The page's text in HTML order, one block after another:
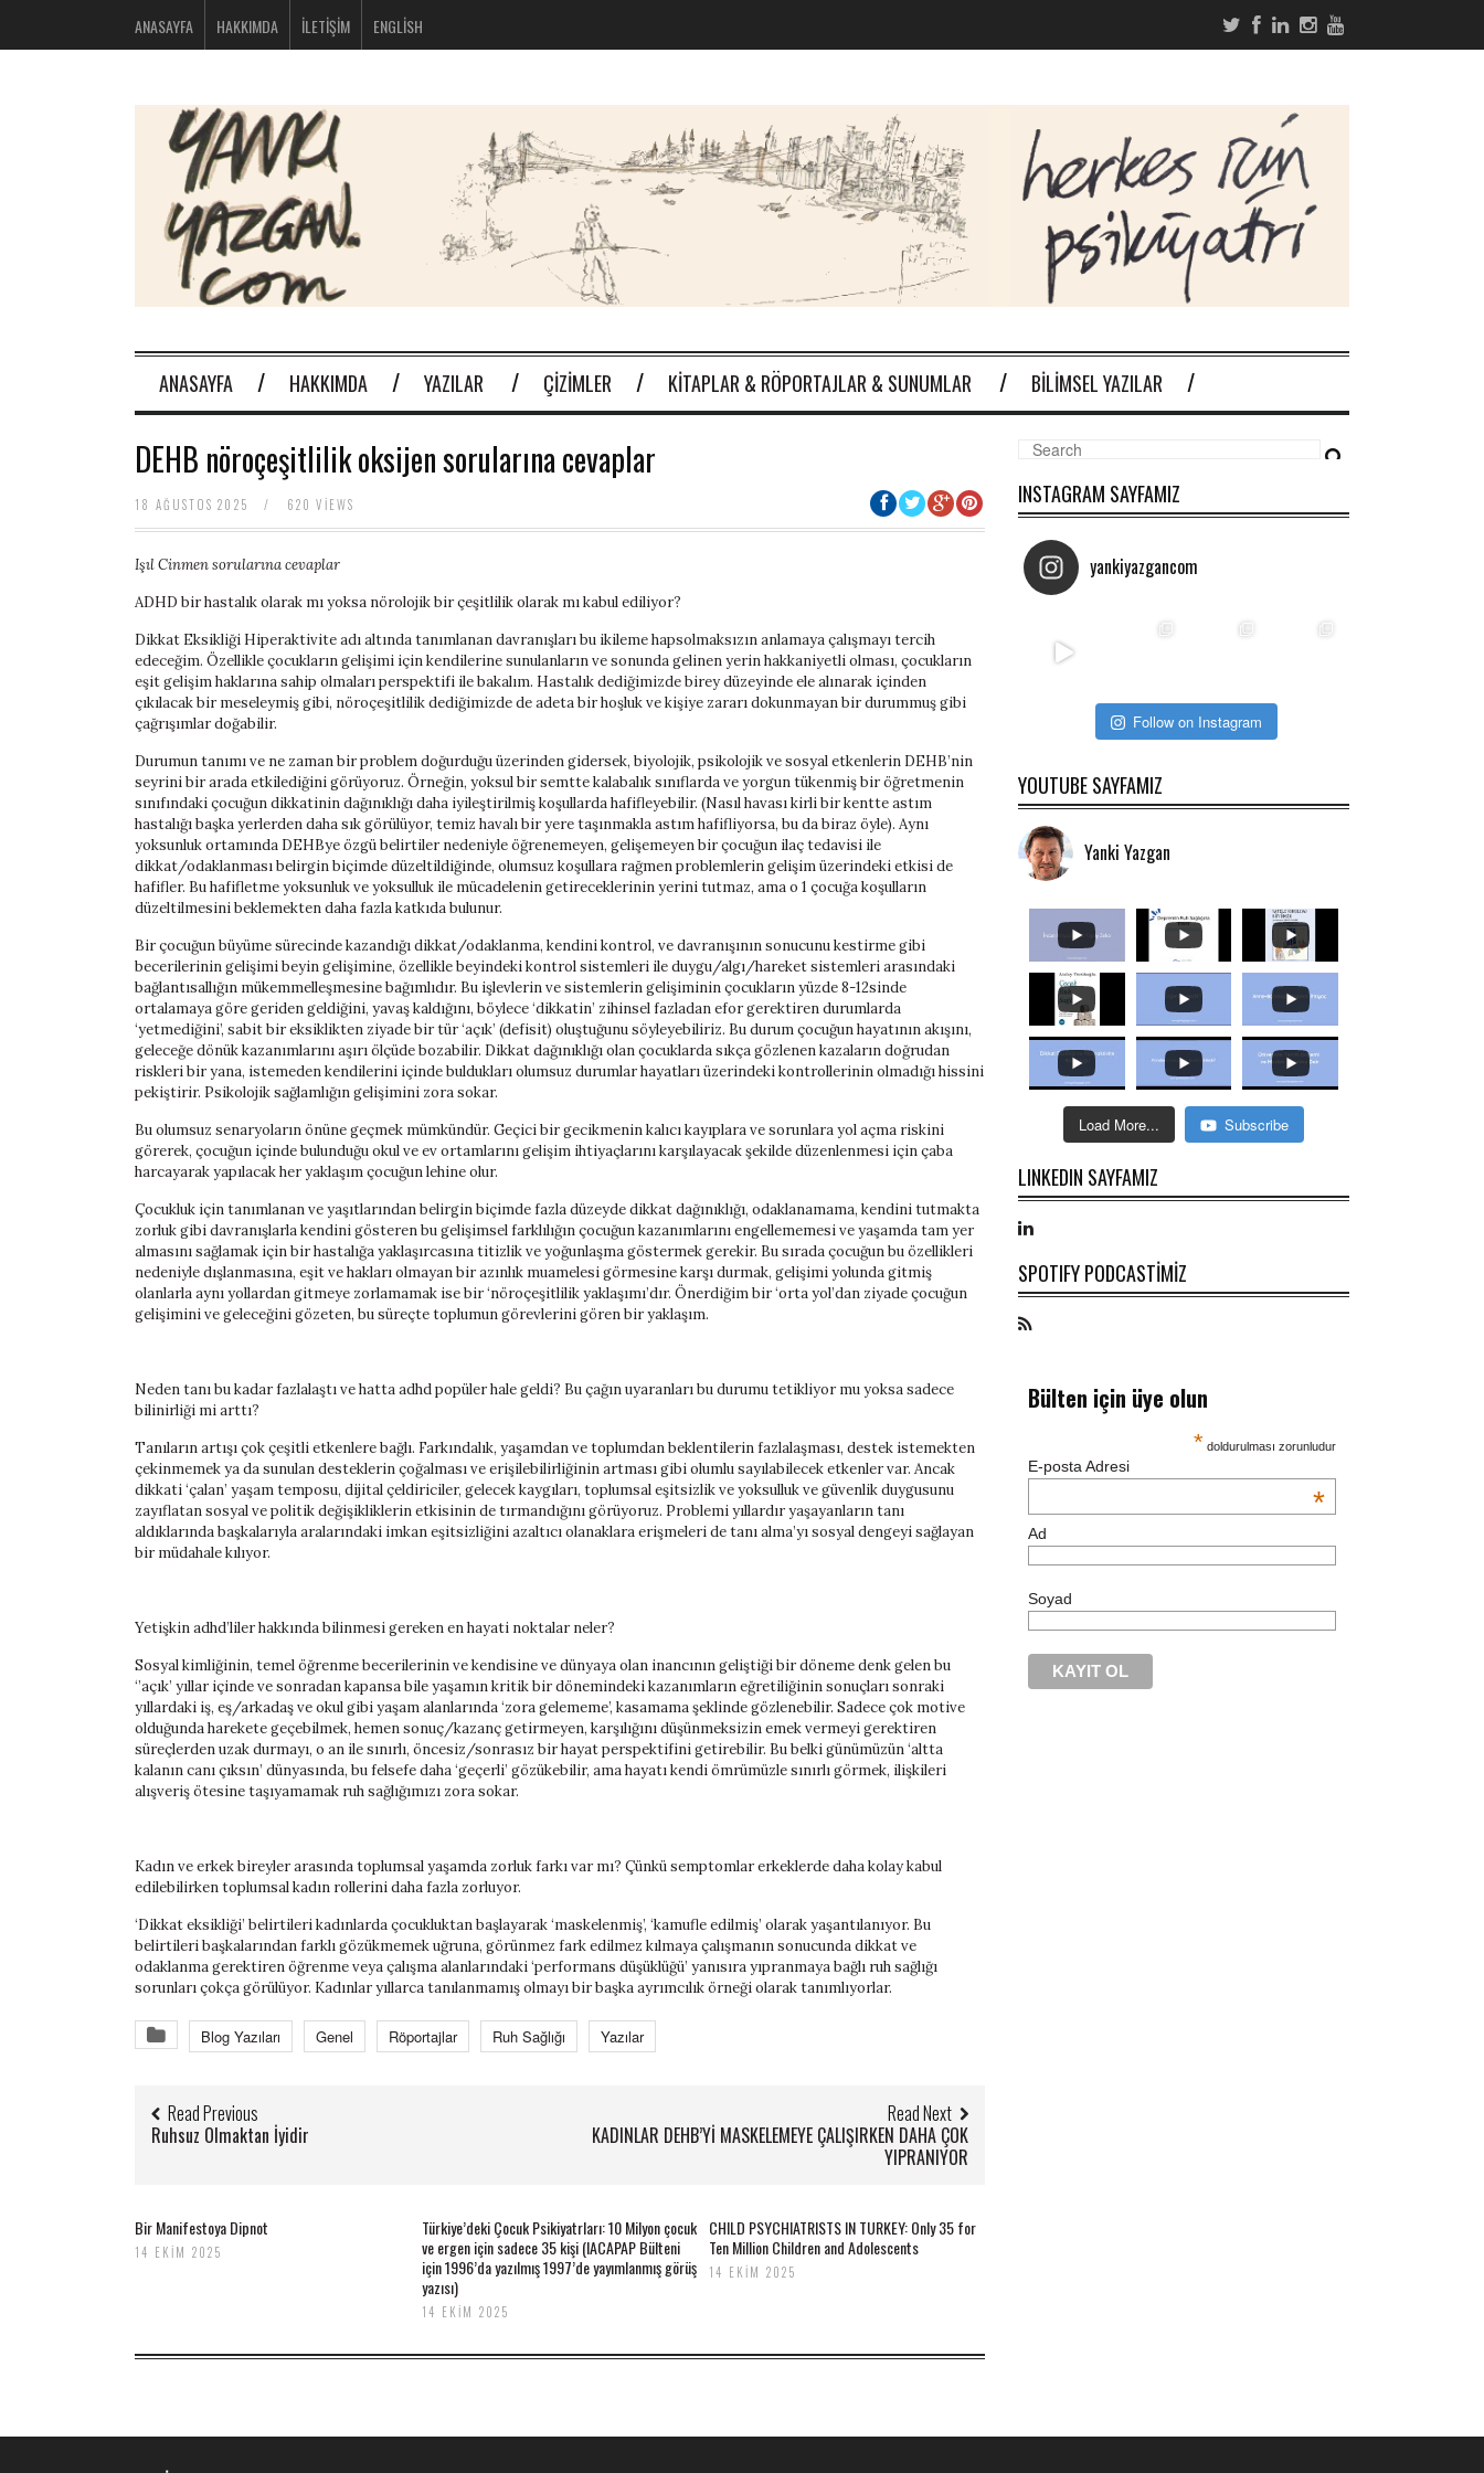
kors
ANASAYFA HAKKIMDA İLETIŞIM ENGLISH
ANASAYFA HAKKIMDA YAZILAR ÇIZIMLER KITAPLAR & RÖPORTAJLAR & SUNUMLAR BILIMSEL YAZILAR
DEHB nöroçeşitlilik oksijen sorularına cevaplar
18 AĞUSTOS 2025 / 620 VIEWS
Işıl Cinmen sorularına cevaplar
ADHD bir hastalık olarak mı yoksa nörolojik bir çeşitlilik olarak mı kabul ediliyor?
Dikkat Eksikliği Hiperaktivite adı altında tanımlanan davranışları bu ikileme hapsolmaksızın anlamaya çalışmayı tercih
edeceğim. Özellikle çocukların gelişimi için kendilerine sunulanların ve sonunda gelinen yerin hakkaniyetli olması, çocukların
eşit gelişim haklarına sahip olmaları perspektifi ile bakalım. Hastalık dediğimizde birey düzeyinde ele alınarak içinden
çıkılacak bir meseleymiş gibi, nöroçeşitlilik dediğimizde de adeta bir hoşluk ve kişiye zararı dokunmayan bir durummuş gibi
çağrışımlar doğabilir.
Durumun tanımı ve ne zaman bir problem doğurduğu üzerinden gidersek, biyolojik, psikolojik ve sosyal etkenlerin DEHB’nin
seyrini bir arada etkilediğini görüyoruz. Örneğin, yoksul bir semtte kalabalık sınıflarda ve yorgun tükenmiş bir öğretmenin
sınıfındaki çocuğun dikkatinin dağınıklığı daha iyileştirilmiş koşullarda hafifleyebilir. (Nasıl havası kirli bir kentte astım
hastalığı başka yerlerden daha sık görülüyor, temiz havalı bir yere taşınmakla astım hafifliyorsa, bu da biraz öyle). Aynı
yoksunluk ortamında DEHBye özgü belirtiler nedeniyle öğrenemeyen, gelişemeyen bir çocuğun ilaç tedavisi ile
dikkat/odaklanması belirgin biçimde düzeltildiğinde, olumsuz koşullara rağmen problemlerin gelişim üzerindeki etkisi de
hafifler. Bu hafifletme yoksunluk ve yoksulluk ile mücadelenin getireceklerinin yerini tutmaz, ama o 1 çocuğa koşulların
düzeltilmesini beklemekten daha fazla katkıda bulunur.
Bir çocuğun büyüme sürecinde kazandığı dikkat/odaklanma, kendini kontrol, ve davranışının sonucunu kestirme gibi
becerilerinin gelişimi beyin gelişimine, özellikle beyindeki kontrol sistemleri ile duygu/algı/hareket sistemleri arasındaki
bağlantısallığın mükemmelleşmesine bağımlıdır. Bu işlevlerin ve sistemlerin gelişiminin çocukların yüzde 8-12sinde
ortalamaya göre geriden geldiğini, yavaş kaldığını, böylece ‘dikkatin’ zihinsel fazladan efor gerektiren durumlarda
‘yetmediğini’, sabit bir eksiklikten ziyade bir tür ‘açık’ (defisit) oluştuğunu söyleyebiliriz. Bu durum çocuğun hayatının akışını,
geleceğe dönük kazanımlarını aşırı ölçüde bozabilir. Dikkat dağınıklığı olan çocuklarda sıkça gözlenen kazaların doğrudan
riskleri bir yana, istemeden kendilerini içinde buldukları olumsuz durumlar hayatları üzerindeki kontrollerinin olmadığı hissini
pekiştirir. Psikolojik sağlamlığın gelişimini zora sokar.
Bu olumsuz senaryoların önüne geçmek mümkündür. Geçici bir gecikmenin kalıcı kayıplara ve sorunlara yol açma riskini
görerek, çocuğun içinde bulunduğu okul ve ev ortamlarını gelişim ihtiyaçlarını karşılayacak şekilde düzenlenmesi için çaba
harcayarak yapılacak her yaklaşım çocuğun lehine olur.
Çocukluk için tanımlanan ve yaşıtlarından belirgin biçimde fazla düzeyde dikkat dağınıklığı, odaklanamama, kendini tutmakta
zorluk gibi davranışlarla kendini gösteren bu gelişimsel farklılığın çocuğun kazanımlarını engellememesi ve yaşamda tam yer
almasını sağlamak için bir hastalığa yaklaşırcasına titizlik ve yoğunlaşma göstermek gerekir. Bu sırada çocuğun bu özellikleri
nedeniyle dışlanmasına, eşit ve hakları olmayan bir azınlık muamelesi görmesine karşı durmak, gelişimi yolunda gitmiş
olanlarla aynı yollardan gitmeye zorlamamak ise bir ‘nöroçeşitlilik yaklaşımı’dır. Önerdiğim bir ‘orta yol’dan ziyade çocuğun
gelişimini ve geleceğini gözeten, bu süreçte toplumun görevlerini gören bir yaklaşım.
Neden tanı bu kadar fazlalaştı ve hatta adhd popüler hale geldi? Bu çağın uyaranları bu durumu tetikliyor mu yoksa sadece
bilinirliği mi arttı?
Tanıların artışı çok çeşitli etkenlere bağlı. Farkındalık, yaşamdan ve toplumdan beklentilerin fazlalaşması, destek istemekten
çekinmemek ya da sunulan desteklerin çoğalması ve erişilebilirliğinin artması gibi olumlu sayılabilecek etkenler var. Ancak
dikkati ‘çalan’ yaşam temposu, dijital çeldiriciler, gelecek kaygıları, toplumsal eşitsizlik ve yoksulluk ve güvenlik duygusunu
zayıflatan sosyal ve politik değişikliklerin etkisinin de tırmandığını görüyoruz. Problemi yıllardır yaşayanların tanı
aldıklarında başkalarıyla aralarındaki imkan eşitsizliğini azaltıcı olanaklara erişmeleri de tanı alma’yı sosyal dengeyi sağlayan
bir müdahale kılıyor.
Yetişkin adhd’liler hakkında bilinmesi gereken en hayati noktalar neler?
Sosyal kimliğinin, temel öğrenme becerilerinin ve kendisine ve dünyaya olan inancının geliştiği bir döneme denk gelen bu
‘’açık’ yıllar içinde ve sonradan kapansa bile yaşamın kritik bir dönemindeki kazanımların eğretiliğinin sonuçları sonraki
yıllardaki iş, eş/arkadaş ve okul gibi yaşam alanlarında ‘zora gelememe’, kasamama şeklinde gözlenebilir. Sadece çok motive
olduğunda harekete geçebilmek, hemen sonuç/kazanç getirmeyen, karşılığını düşünmeksizin emek vermeyi gerektiren
süreçlerden uzak durmayı, o an ile sınırlı, öncesiz/sonrasız bir hayat perspektifini getirebilir. Bu belki günümüzün ‘altta
kalanın canı çıksın’ dünyasında, bu felsefe daha ‘geçerli’ gözükebilir, ama hayatı kendi ömrümüzle sınırlı görmek, ilişkileri
alışveriş ötesine taşıyamamak ruh sağlığımızı zora sokar.
Kadın ve erkek bireyler arasında toplumsal yaşamda zorluk farkı var mı? Çünkü semptomlar erkeklerde daha kolay kabul
edilebilirken toplumsal kadın rollerini daha fazla zorluyor.
‘Dikkat eksikliği’ belirtileri kadınlarda çocukluktan başlayarak ‘maskelenmiş’, ‘kamufle edilmiş’ olarak yaşantılanıyor. Bu
belirtileri başkalarından farklı gözükmemek uğruna, görünmez fark edilmez kılmaya çalışmanın sonucunda dikkat ve
odaklanma gerektiren öğrenme veya çalışma alanlarındaki ‘performans düşüklüğü’ yanısıra yıpranmaya bağlı ruh sağlığı
sorunları çokça görülüyor. Kadınlar yıllarca tanılanmamış olmayı bir başka ayrımcılık örneği olarak tanımlıyorlar.
Blog Yazıları Genel Röportajlar Ruh Sağlığı Yazılar
Read Previous
Ruhsuz Olmaktan İyidir
Read Next
KADINLAR DEHB’Yİ MASKELEMEYE ÇALIŞIRKEN DAHA ÇOK
YIPRANIYOR
Bir Manifestoya Dipnot
14 EKIM 2025
Türkiye’deki Çocuk Psikiyatrları: 10 Milyon çocuk
ve ergen için sadece 35 kişi (IACAPAP Bülteni
için 1996’da yazılmış 1997’de yayımlanmış görüş
yazısı)
14 EKIM 2025
CHILD PSYCHIATRISTS IN TURKEY: Only 35 for
Ten Million Children and Adolescents
14 EKIM 2025
INSTAGRAM SAYFAMIZ
yankiyazgancom
Follow on Instagram
YOUTUBE SAYFAMIZ
Yanki Yazgan
Load More... Subscribe
LINKEDIN SAYFAMIZ
SPOTIFY PODCASTİMİZ
Bülten için üye olun
* doldurulması zorunludur
E-posta Adresi
*
Ad
Soyad